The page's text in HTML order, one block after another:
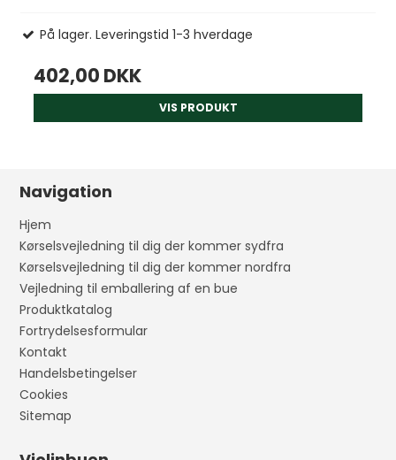
På lager. Leveringstid 1-3 hverdage
402,00 DKK
VIS PRODUKT
Navigation
Hjem
Kørselsvejledning til dig der kommer sydfra
Kørselsvejledning til dig der kommer nordfra
Vejledning til emballering af en bue
Produktkatalog
Fortrydelsesformular
Kontakt
Handelsbetingelser
Cookies
Sitemap